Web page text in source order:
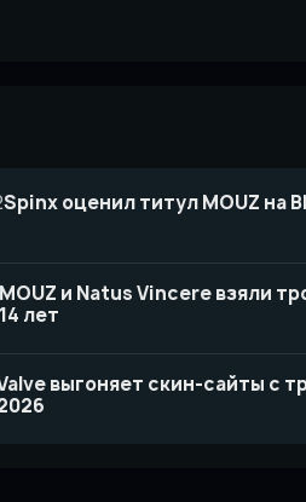
Spinx оценил титул MOUZ на
MOUZ и Natus Vincere взяли
14 лет
выгоняет скин-сайты с